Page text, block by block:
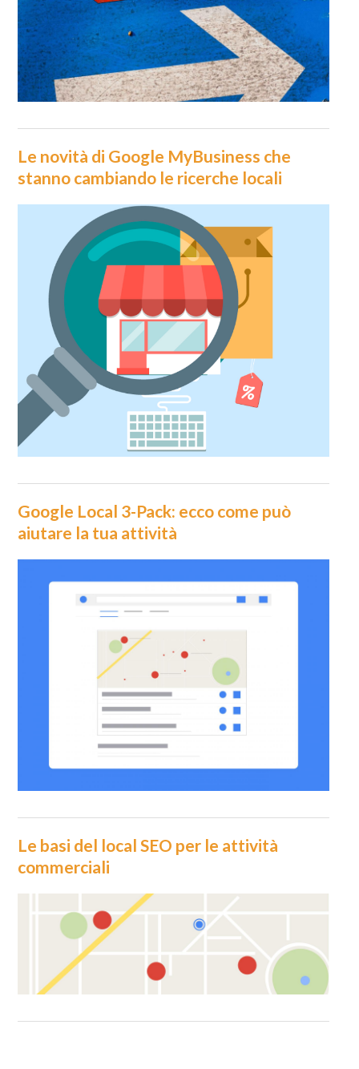
Le novità di Google MyBusiness che
stanno cambiando le ricerche locali
Google Local 3-Pack: ecco come può
aiutare la tua attività
Le basi del local SEO per le attività
commerciali